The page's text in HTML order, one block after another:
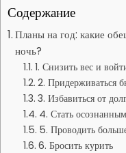
Содержание
Планы на год: какие
ночь?
1. Снизить вес и
2. Придерживаться
3. Избавиться от
4. Стать
5. Проводить
6. Бросить курить